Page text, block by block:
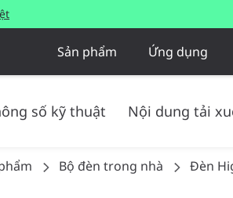
Sản phẩm Ứng dụng
số kỹ thuật Nội dung tải
Bộ đèn trong nhà Đèn